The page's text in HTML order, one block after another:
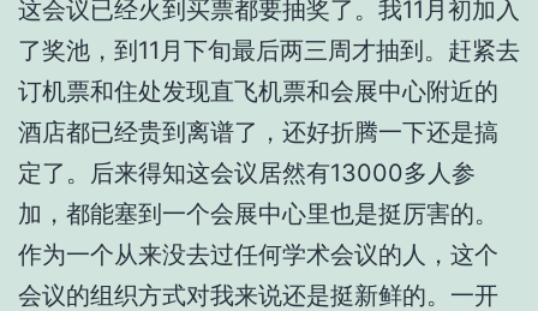
这会议已经火到买票都要抽奖了。我11月初加入
了奖池，到11月下旬最后两三周才抽到。赶紧去
订机票和住处发现直飞机票和会展中心附近的
酒店都已经贵到离谱了，还好折腾一下还是搞
定了。后来得知这会议居然有13000多人参
加，都能塞到一个会展中心里也是挺厉害的。
作为一个从来没去过任何学术会议的人，这个
会议的组织方式对我来说还是挺新鲜的。一开